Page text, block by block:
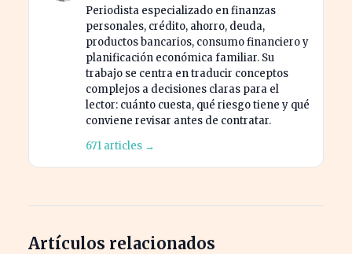
Periodista especializado en finanzas
personales, crédito, ahorro, deuda,
productos bancarios, consumo financiero y
planificación económica familiar. Su
trabajo se centra en traducir conceptos
complejos a decisiones claras para el
lector: cuánto cuesta, qué riesgo tiene y qué
conviene revisar antes de contratar.
671 articles →
Artículos relacionados